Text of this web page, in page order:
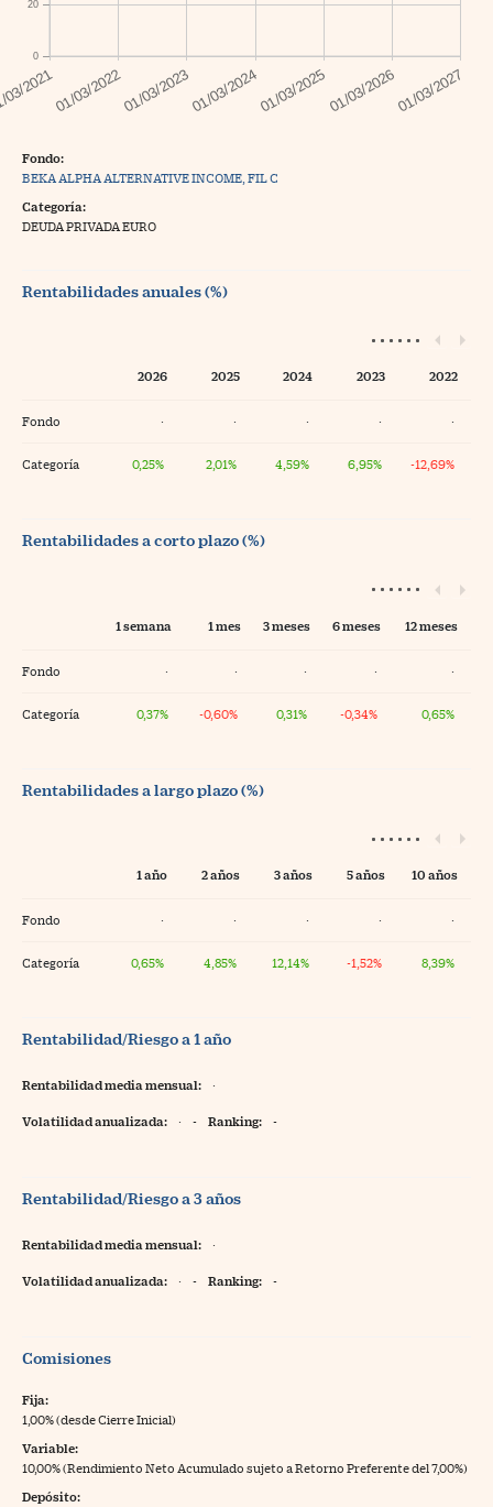
0
20
Fondo:
BEKA ALPHA ALTERNATIVE INCOME, FIL C
Categoría:
DEUDA PRIVADA EURO
Rentabilidades anuales (%)
2026 2025 2024 2023 2022
Fondo · · · · ·
Categoría 0,25% 2,01% 4,59% 6,95% -12,69%
Rentabilidades a corto plazo (%)
1 semana 1 mes 3 meses 6 meses 12 meses
Fondo · · · · ·
Categoría 0,37% -0,60% 0,31% -0,34% 0,65%
Rentabilidades a largo plazo (%)
1 año 2 años 3 años 5 años 10 años
Fondo · · · · ·
Categoría 0,65% 4,85% 12,14% -1,52% 8,39%
Rentabilidad/Riesgo a 1 año
Rentabilidad media mensual: ·
Volatilidad anualizada: · - Ranking: -
Rentabilidad/Riesgo a 3 años
Rentabilidad media mensual: ·
Volatilidad anualizada: · - Ranking: -
Comisiones
Fija:
1,00% (desde Cierre Inicial)
Variable:
10,00% (Rendimiento Neto Acumulado sujeto a Retorno Preferente del 7,00%)
Depósito: